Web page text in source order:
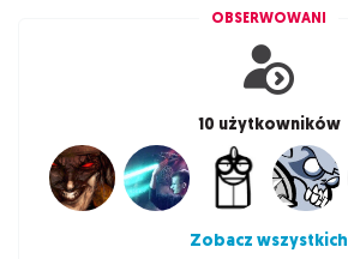
OBSERWOWANI
10 użytkowników
Zobacz wszystkich